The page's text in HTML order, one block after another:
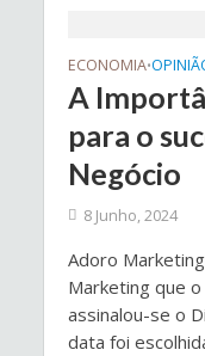
ECONOMIA•
A
para o
Negócio
8 Junho, 2024
Adoro
Marketing que
assinalou-se o
data foi